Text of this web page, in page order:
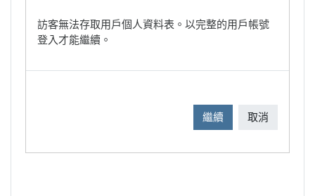
訪客無法存取用戶個人資料表。以完整的用戶帳號
登入才能繼續。
繼續 取消